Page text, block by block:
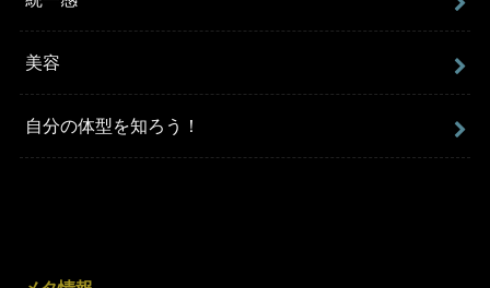
美容
自分の体型を知ろう！